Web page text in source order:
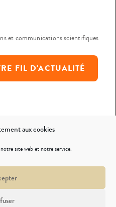
aux cookies
site web et notre service.
et communications scientifiques
FIL D'ACTUALITÉ